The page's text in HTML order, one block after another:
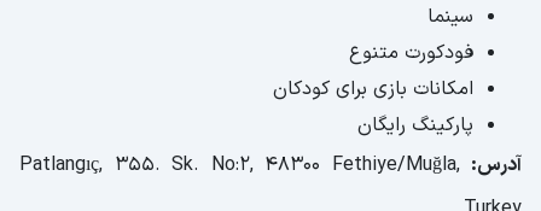
سینما
فودکورت متنوع
امکانات بازی برای کودکان
پارکینگ رایگان
آدرس: Patlangıç, 355. Sk. No:2, 48300 Fethiye/Muğla,